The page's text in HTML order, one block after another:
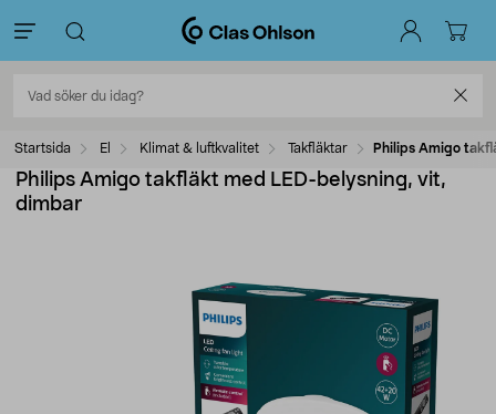
Startsida El Klimat & luftkvalitet Takfläktar Philips Amigo
Philips Amigo takfläkt med LED-belysning, vit,
dimbar